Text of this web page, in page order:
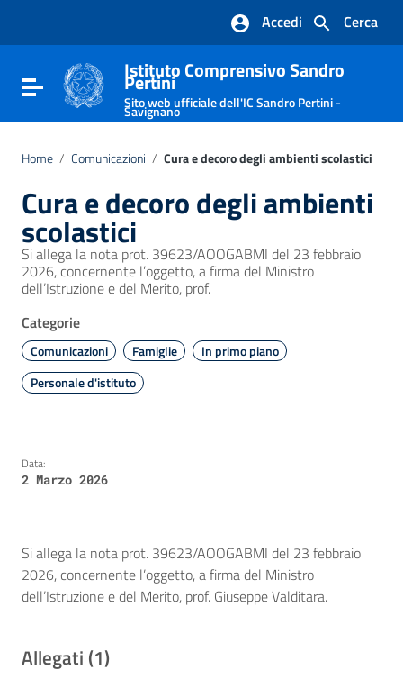
Vai al footer
Cerca
Accedi
Attiva / disattiva la navigazione
Istituto Comprensivo Sandro
Pertini
Sito web ufficiale dell'IC Sandro Pertini -
Savignano
Home / Comunicazioni / Cura e decoro degli ambienti scolastici
Cura e decoro degli ambienti
scolastici
Si allega la nota prot. 39623/AOOGABMI del 23 febbraio
2026, concernente l’oggetto, a firma del Ministro
dell’Istruzione e del Merito, prof.
Categorie
Comunicazioni Famiglie
In primo piano
Personale d'istituto
Data:
2 Marzo 2026
Si allega la nota prot. 39623/AOOGABMI del 23 febbraio
2026, concernente l’oggetto, a firma del Ministro
dell’Istruzione e del Merito, prof. Giuseppe Valditara.
Allegati (1)